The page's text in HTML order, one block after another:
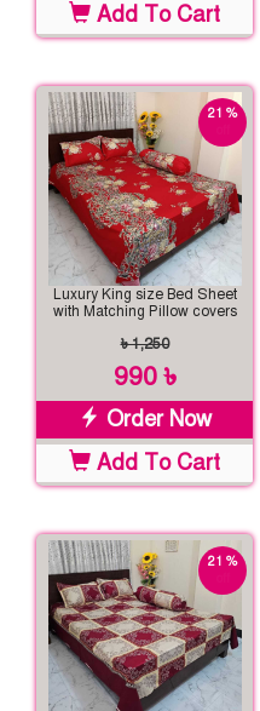
Add To Cart
21 %
Luxury King size Bed Sheet
with Matching Pillow covers
৳ 1,250
990 ৳
Order Now
Add To Cart
21 %